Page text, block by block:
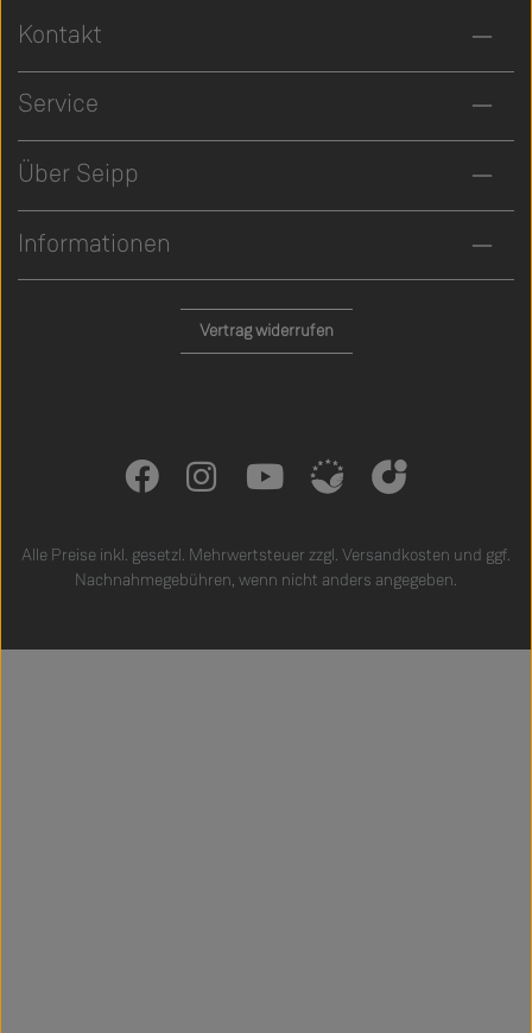
Kontakt
Service
Über Seipp
Informationen
Vertrag widerrufen
Alle Preise inkl. gesetzl. Mehrwertsteuer zzgl. Versandkosten und ggf.
Nachnahmegebühren, wenn nicht anders angegeben.